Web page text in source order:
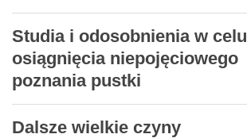
Studia i odosobnienia w celu
osiągnięcia niepojęciowego
poznania pustki
Dalsze wielkie czyny